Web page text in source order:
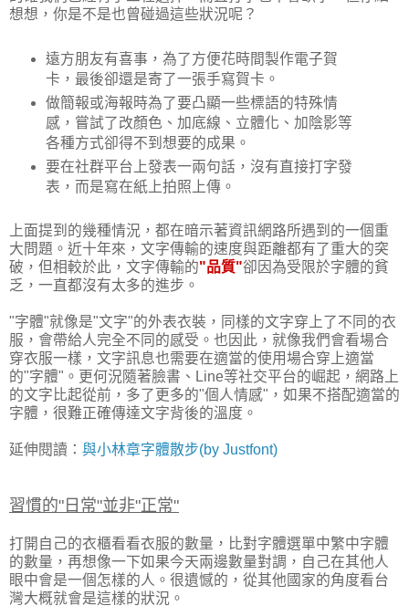
想想，你是不是也曾碰過這些狀況呢？
遠方朋友有喜事，為了方便花時間製作電子賀
卡，最後卻還是寄了一張手寫賀卡。
做簡報或海報時為了要凸顯一些標語的特殊情
感，嘗試了改顏色、加底線、立體化、加陰影等
各種方式卻得不到想要的成果。
要在社群平台上發表一兩句話，沒有直接打字發
表，而是寫在紙上拍照上傳。
上面提到的幾種情況，都在暗示著資訊網路所遇到的一個重
大問題。近十年來，文字傳輸的速度與距離都有了重大的突
破，但相較於此，文字傳輸的"品質"卻因為受限於字體的貧
乏，一直都沒有太多的進步。
"字體"就像是"文字"的外表衣裝，同樣的文字穿上了不同的衣
服，會帶給人完全不同的感受。也因此，就像我們會看場合
穿衣服一樣，文字訊息也需要在適當的使用場合穿上適當
的"字體"。更何況隨著臉書、Line等社交平台的崛起，網路上
的文字比起從前，多了更多的"個人情感"，如果不搭配適當的
字體，很難正確傳達文字背後的溫度。
延伸閱讀： 與小林章字體散步(by Justfont)
習慣的"日常"並非"正常"
打開自己的衣櫃看看衣服的數量，比對字體選單中繁中字體
的數量，再想像一下如果今天兩邊數量對調，自己在其他人
眼中會是一個怎樣的人。很遺憾的，從其他國家的角度看台
灣大概就會是這樣的狀況。